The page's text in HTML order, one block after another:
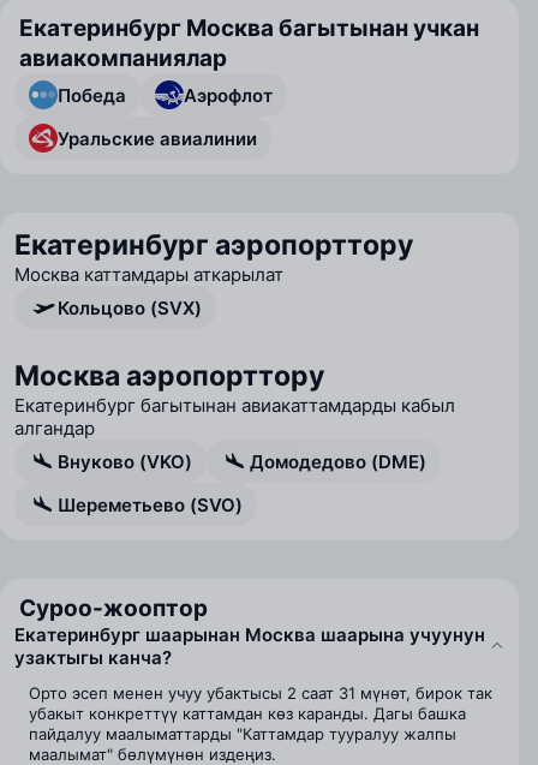
Екатеринбург Москва багытынан учкан
авиакомпаниялар
Победа
Аэрофлот
Уральские авиалинии
Екатеринбург аэропорттору
Москва каттамдары аткарылат
Кольцово (SVX)
Москва аэропорттору
Екатеринбург багытынан авиакаттамдарды кабыл
алгандар
Внуково (VKO)
Домодедово (DME)
Шереметьево (SVO)
Суроо-жооптор
Екатеринбург шаарынан Москва шаарына учуунун
узактыгы канча?
Орто эсеп менен учуу убактысы 2 саат 31 мүнөт, бирок так
убакыт конкреттүү каттамдан көз каранды. Дагы башка
пайдалуу маалыматтарды "Каттамдар тууралуу жалпы
маалымат" бөлүмүнөн издеңиз.